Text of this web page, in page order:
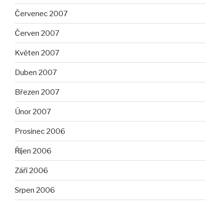
Červenec 2007
Červen 2007
Květen 2007
Duben 2007
Březen 2007
Únor 2007
Prosinec 2006
Říjen 2006
Září 2006
Srpen 2006